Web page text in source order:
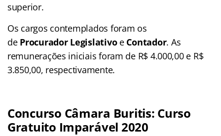
superior.
Os cargos contemplados foram os
de Procurador Legislativoe Contador. As
remunerações iniciais foram de R$ 4.000,00 e R$
3.850,00, respectivamente.
Concurso Câmara Buritis: Curso
Gratuito Imparável 2020